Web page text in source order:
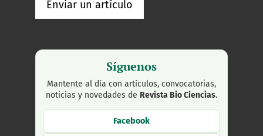
Enviar un artículo
Síguenos
Mantente al día con artículos, convocatorias,
noticias y novedades de Revista Bio Ciencias.
Facebook